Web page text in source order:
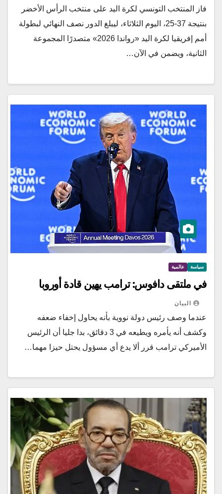
فاز المنتخب التونسي لكرة اليد على منتخب الرأس الأخضر
بنتيجة 37-25، اليوم الثلاثاء، ليبلغ الدور نصف النهائي لبطولة
أمم إفريقيا لكرة اليد «رواندا 2026» متصدرًا المجموعة
الثانية، ويضمن في الآن…
سياسة عالمية
في ملتقى دافوس: ترامب يهين قادة أوروبا
البيان
عندما وصف رئيس دولة نووية بأنه يحاول إخفاء ضعفه
وكشف أنه يأمره ويطيعه في 3 دقائق، بدا جليا أن الرئيس
الأميركي ترامب قرر ألا يدع أي مسؤول يحتل حيزا مهما…